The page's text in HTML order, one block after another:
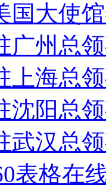
国大使
广州总
上海总
沈阳总
武汉总
表格在